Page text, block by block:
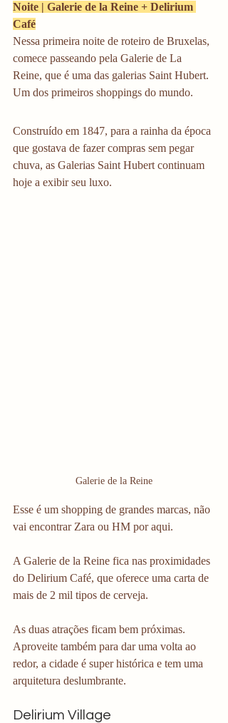
Noite | Galerie de la Reine + Delirium
Café
Nessa primeira noite de roteiro de Bruxelas,
comece passeando pela Galerie de La
Reine, que é uma das galerias Saint Hubert.
Um dos primeiros shoppings do mundo.
Construído em 1847, para a rainha da época
que gostava de fazer compras sem pegar
chuva, as Galerias Saint Hubert continuam
hoje a exibir seu luxo.
Galerie de la Reine
Esse é um shopping de grandes marcas, não
vai encontrar Zara ou HM por aqui.
A Galerie de la Reine fica nas proximidades
do Delirium Café, que oferece uma carta de
mais de 2 mil tipos de cerveja.
As duas atrações ficam bem próximas.
Aproveite também para dar uma volta ao
redor, a cidade é super histórica e tem uma
arquitetura deslumbrante.
Delirium Village